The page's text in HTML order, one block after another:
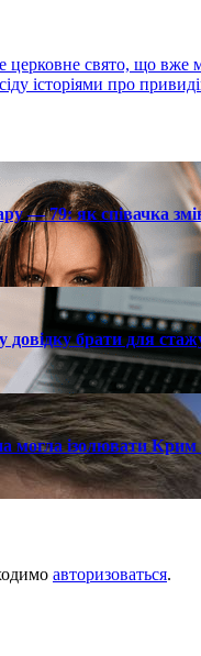
свято, що вже
історіями про
— 79: як співачка
брати для
могла ізолювати
авторизоваться.